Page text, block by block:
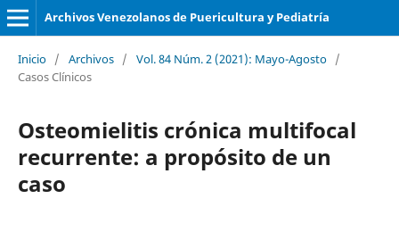
Archivos Venezolanos de Puericultura y Pediatría
Inicio / Archivos / Vol. 84 Núm. 2 (2021): Mayo-Agosto /
Casos Clínicos
Osteomielitis crónica multifocal
recurrente: a propósito de un
caso